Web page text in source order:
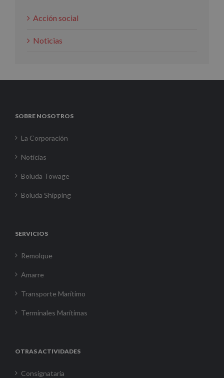
Acción social
Noticias
SOBRE NOSOTROS
La Corporación
Noticias
Boluda Towage
Boluda Shipping
SERVICIOS
Remolque
Amarre
Transporte Marítimo
Terminales Marítimas
OTRAS ACTIVIDADES
Consignataria